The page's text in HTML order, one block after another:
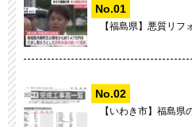
【福島県】悪質リフ
【いわき市】福島県